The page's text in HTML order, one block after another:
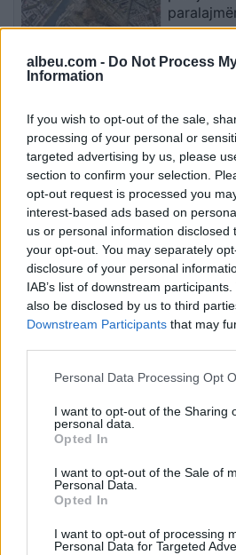
albeu.com - Do Not Process
Information
If you wish to opt-out of the sale,
processing of your personal or
targeted advertising by us, please
section to confirm your selection.
opt-out request is processed you
interest-based ads based on
us or personal information disclosed
your opt-out. You may separately
disclosure of your personal
IAB’s list of downstream
also be disclosed by us to third
Downstream Participants that may
Personal Data Processing Opt
I want to opt-out of the Sharing
personal data.
Opted In
I want to opt-out of the Sale of
Personal Data.
Opted In
I want to opt-out of processing
Personal Data for Targeted
kërkojnë
IA-së
Esim for Global
Esim for USA|Esim for Italy|